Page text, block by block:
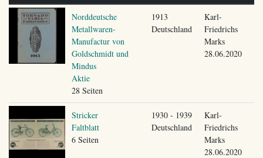
Norddeutsche
Metallwaren-
Manufactur von
Goldschmidt und
Mindus
Aktie
28 Seiten
1913
Deutschland
Karl-
Friedrichs
Marks
28.06.2020
Stricker
Faltblatt
6 Seiten
1930 - 1939
Deutschland
Karl-
Friedrichs
Marks
28.06.2020